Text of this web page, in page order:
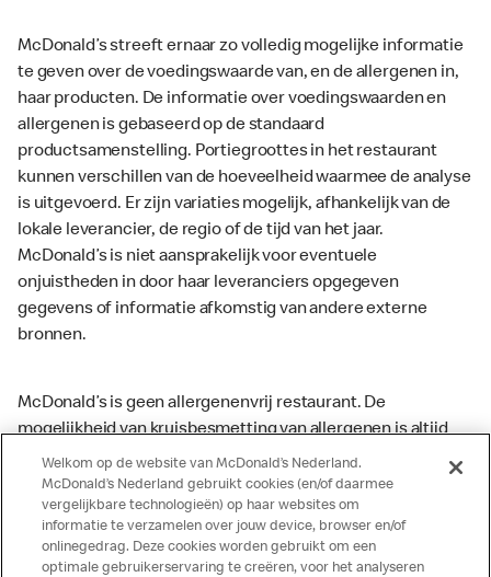
McDonald’s streeft ernaar zo volledig mogelijke informatie
te geven over de voedingswaarde van, en de allergenen in,
haar producten. De informatie over voedingswaarden en
allergenen is gebaseerd op de standaard
productsamenstelling. Portiegroottes in het restaurant
kunnen verschillen van de hoeveelheid waarmee de analyse
is uitgevoerd. Er zijn variaties mogelijk, afhankelijk van de
lokale leverancier, de regio of de tijd van het jaar.
McDonald’s is niet aansprakelijk voor eventuele
onjuistheden in door haar leveranciers opgegeven
gegevens of informatie afkomstig van andere externe
bronnen.
McDonald’s is geen allergenenvrij restaurant. De
mogelijkheid van kruisbesmetting van allergenen is altijd
aanwezig. McDonald’s kan zodoende niet garanderen dat
haar producten geen sporen van allergenen bevatten.
McDonald’s aanvaardt daarom geen aansprakelijkheid
indien een gast als gevolg van het binnenkrijgen van (een
spoor van) een allergeen lichamelijke klachten krijgt. Alle
Welkom op de website van McDonald’s Nederland.
McDonald’s Nederland gebruikt cookies (en/of daarmee
vergelijkbare technologieën) op haar websites om
informatie te verzamelen over jouw device, browser en/of
onlinegedrag. Deze cookies worden gebruikt om een
optimale gebruikerservaring te creëren, voor het analyseren